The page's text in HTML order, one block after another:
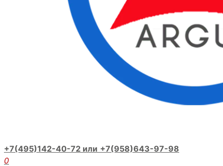
+7(495)142-40-72 или +7(958)643-97-98
0